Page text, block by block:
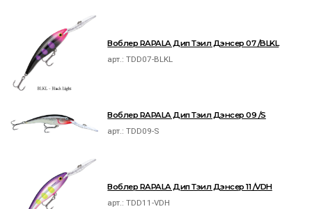
Воблер RAPALA Дип Тэил Дэнсер 07 /BLKL
арт.:TDD07-BLKL
Воблер RAPALA Дип Тэил Дэнсер 09 /S
арт.:TDD09-S
Воблер RAPALA Дип Тэил Дэнсер 11 /VDH
арт.:TDD11-VDH